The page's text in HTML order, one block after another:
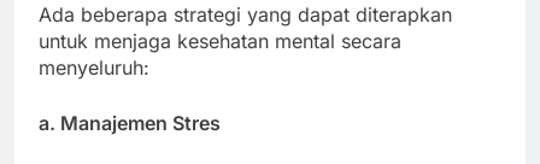
Ada beberapa strategi yang dapat diterapkan
untuk menjaga kesehatan mental secara
menyeluruh:
a. Manajemen Stres